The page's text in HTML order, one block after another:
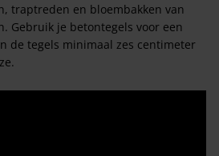
traptreden en bloembakken van
Gebruik je betontegels voor een
de tegels minimaal zes centimeter